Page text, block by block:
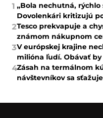
1 „Bola nechutná, rýchlo
Dovolenkári kritizujú
2Tesco prekvapuje a
známom nákupnom
3V európskej krajine
milióna ľudí. Obávať by
4Zásah na termálnom
návštevníkov sa